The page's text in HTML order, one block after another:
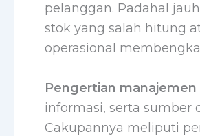
pelanggan. Padahal
stok yang salah hitung
operasional
Pengertian
informasi, serta sumber
Cakupannya meliputi